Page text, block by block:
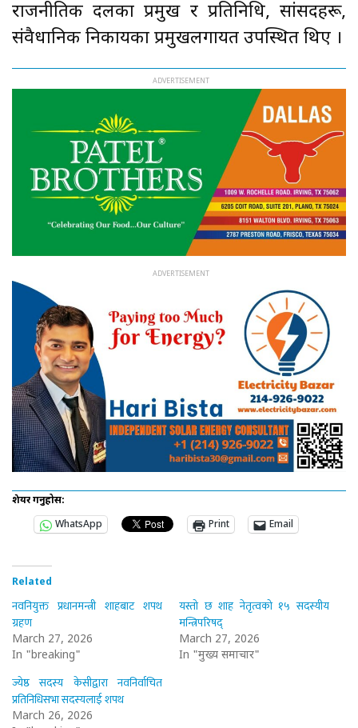
राजनीतिक दलका प्रमुख र प्रतिनिधि, सांसदहरू,
संवैधानिक निकायका प्रमुखलगायत उपस्थित थिए ।
शेयर गर्नुहोस:
WhatsApp
Print Email
Related
नवनियुक्त प्रधानमन्त्री शाहबाट शपथ
ग्रहण
March 27, 2026
In "breaking"
यस्तो छ शाह नेतृत्वको १५ सदस्यीय
मन्त्रिपरिषद्
March 27, 2026
In "मुख्य समाचार"
ज्येष्ठ सदस्य केसीद्वारा नवनिर्वाचित
प्रतिनिधिसभा सदस्यलाई शपथ
March 26, 2026